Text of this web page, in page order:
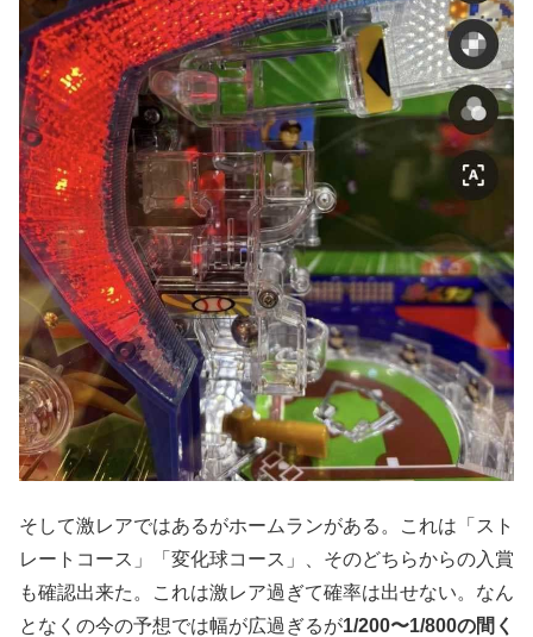
そして激レアではあるがホームランがある。これは「スト
レートコース」「変化球コース」、そのどちらからの入賞
も確認出来た。これは激レア過ぎて確率は出せない。なん
となくの今の予想では幅が広過ぎるが1/200〜1/800の間く